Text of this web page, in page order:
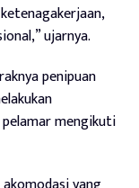
ujarnya.
penipuan
mengikuti